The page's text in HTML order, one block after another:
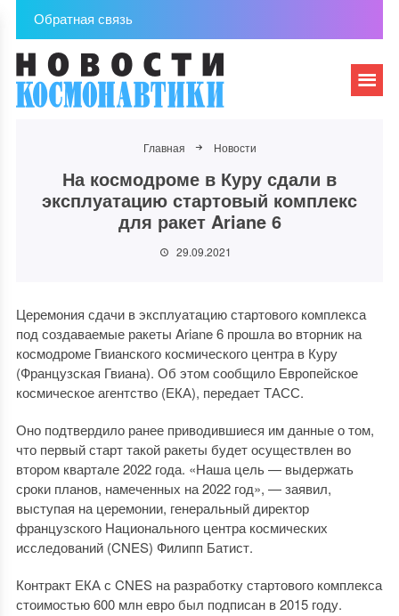
Обратная связь
Главная Новости
На космодроме в Куру сдали в
эксплуатацию стартовый комплекс
для ракет Ariane 6
29.09.2021
Церемония сдачи в эксплуатацию стартового комплекса
под создаваемые ракеты Ariane 6 прошла во вторник на
космодроме Гвианского космического центра в Куру
(Французская Гвиана). Об этом сообщило Европейское
космическое агентство (ЕКА), передает ТАСС.
Оно подтвердило ранее приводившиеся им данные о том,
что первый старт такой ракеты будет осуществлен во
втором квартале 2022 года. «Наша цель — выдержать
сроки планов, намеченных на 2022 год», — заявил,
выступая на церемонии, генеральный директор
французского Национального центра космических
исследований (CNES) Филипп Батист.
Контракт ЕКА с CNES на разработку стартового комплекса
стоимостью 600 млн евро был подписан в 2015 году.